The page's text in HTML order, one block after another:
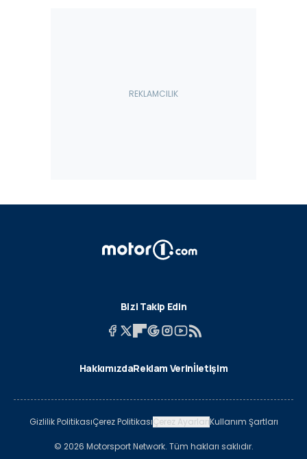
Bizi Takip Edin
HakkımızdaReklam Verinİletişim
Gizlilik PolitikasıÇerez PolitikasıÇerez AyarlarıKullanım Şartları
© 2026 Motorsport Network. Tüm hakları saklıdır.